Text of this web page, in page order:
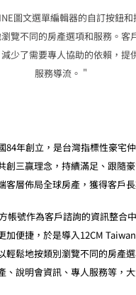
圖文選單編輯器的自訂按鈕
覽不同的房產選項和服務。客
少了需要專人協助的依賴，提
服務導流。 "
84年創立，是台灣指標性豪宅
創三贏理念，持續滿足、跟隨
客層佈局全球房產，獲得客戶
帳號作為客戶諮詢的資訊整合
加便捷，於是導入12CM
輕鬆地按類別瀏覽不同的房產
、說明會資訊、專人服務等，